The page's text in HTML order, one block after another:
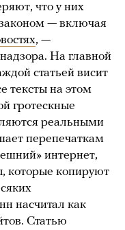
что у них
— включая
, —
На главной
статьей висит
тексты на этом
гротескные
реальными
перепечаткам
интернет,
которые копируют
насчитал как
Статью